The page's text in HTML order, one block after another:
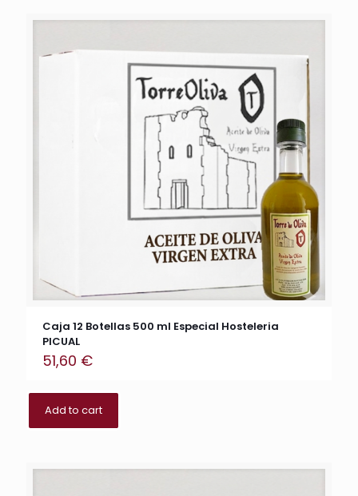
Caja 12 Botellas 500 ml Especial Hosteleria
PICUAL
51,60 €
Add to cart